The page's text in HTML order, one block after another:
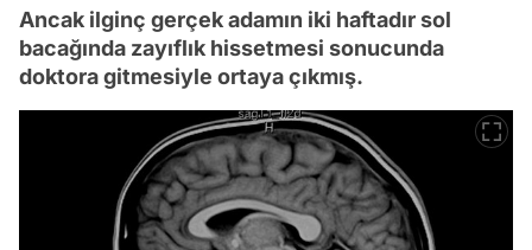
Ancak ilginç gerçek adamın iki haftadır sol
bacağında zayıflık hissetmesi sonucunda
doktora gitmesiyle ortaya çıkmış.